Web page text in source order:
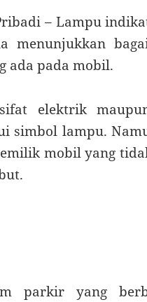
– Lampu
menunjukkan
ada pada mobil.
elektrik
simbol lampu.
mobil yang
parkir yang